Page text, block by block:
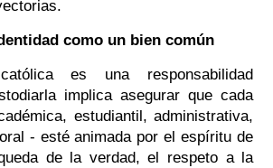
como un bien común
es una responsabilidad
implica asegurar que cada
estudiantil, administrativa,
- esté animada por el espíritu de
de la verdad, el respeto a la